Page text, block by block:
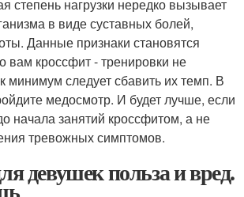
степень нагрузки нередко вызывает
в виде суставных болей,
Данные признаки становятся
вам кроссфит - тренировки не
минимум следует сбавить их темп. В
медосмотр. И будет лучше, если
начала занятий кроссфитом, а не
тревожных симптомов.
девушек польза и вред.